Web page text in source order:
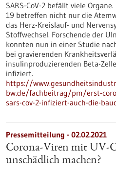
SARS-CoV-2 befällt viele
19 betreffen nicht nur die
das Herz-Kreislauf- und
Stoffwechsel. Forschende der
konnten nun in einer Studie
bei gravierenden
insulinproduzierenden Beta-
infiziert.
https://
bw.de/fachbeitrag/pm/erst-
sars-cov-2-infiziert-auch-die-
Pressemitteilung - 02.02.2021
Corona-Viren mit UV-
unschädlich machen?